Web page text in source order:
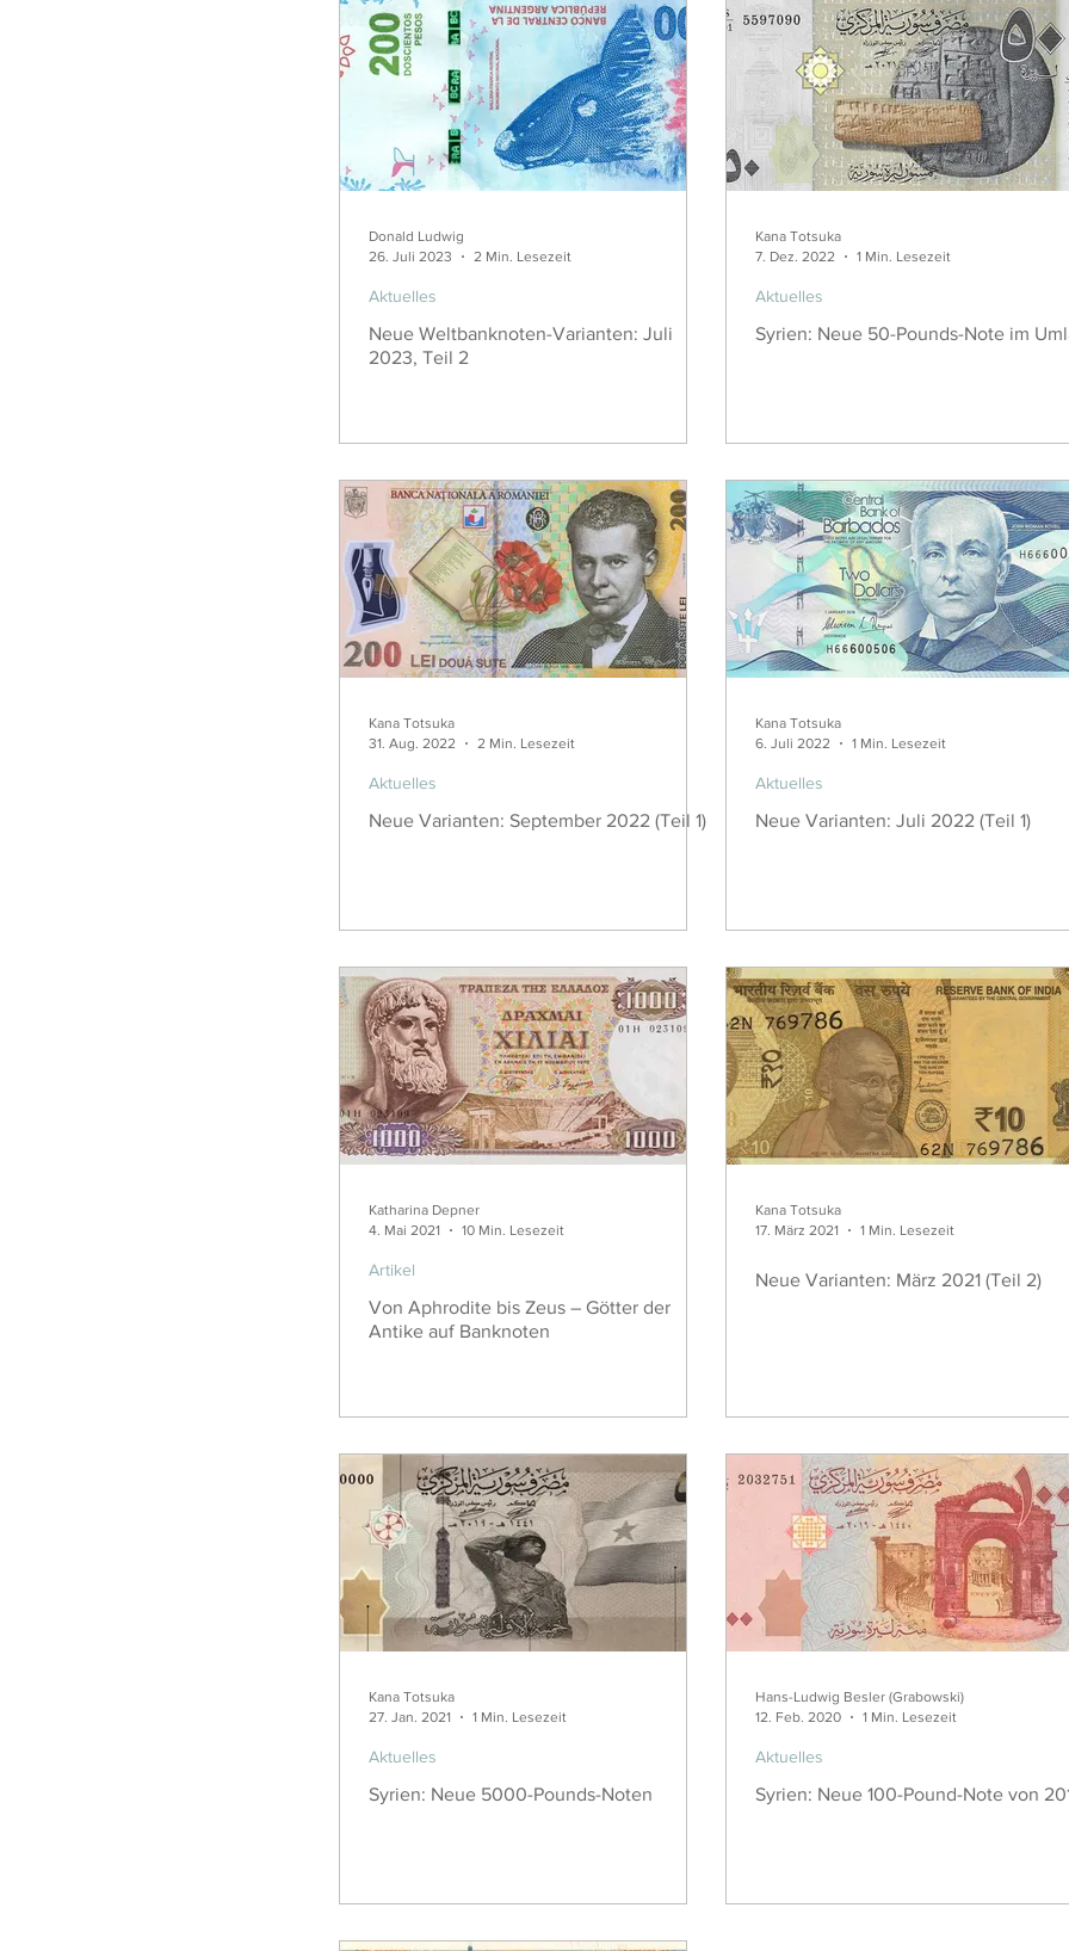
Donald Ludwig
26. Juli 2023
2 Min. Lesezeit
Aktuelles
Neue Weltbanknoten-Varianten: Juli
2023, Teil 2
Kana Totsuka
7. Dez. 2022
1 Min. Lesezeit
Aktuelles
Syrien: Neue 50-Pounds-Note im
Kana Totsuka
31. Aug. 2022
2 Min. Lesezeit
Aktuelles
Neue Varianten: September 2022 (Teil 1)
Kana Totsuka
6. Juli 2022
1 Min. Lesezeit
Aktuelles
Neue Varianten: Juli 2022 (Teil 1)
Katharina Depner
4. Mai 2021
10 Min. Lesezeit
Artikel
Von Aphrodite bis Zeus – Götter der
Antike auf Banknoten
Kana Totsuka
17. März 2021
1 Min. Lesezeit
Neue Varianten: März 2021 (Teil 2)
Kana Totsuka
27. Jan. 2021
1 Min. Lesezeit
Aktuelles
Syrien: Neue 5000-Pounds-Noten
Hans-Ludwig Besler (Grabowski)
12. Feb. 2020
1 Min. Lesezeit
Aktuelles
Syrien: Neue 100-Pound-Note von